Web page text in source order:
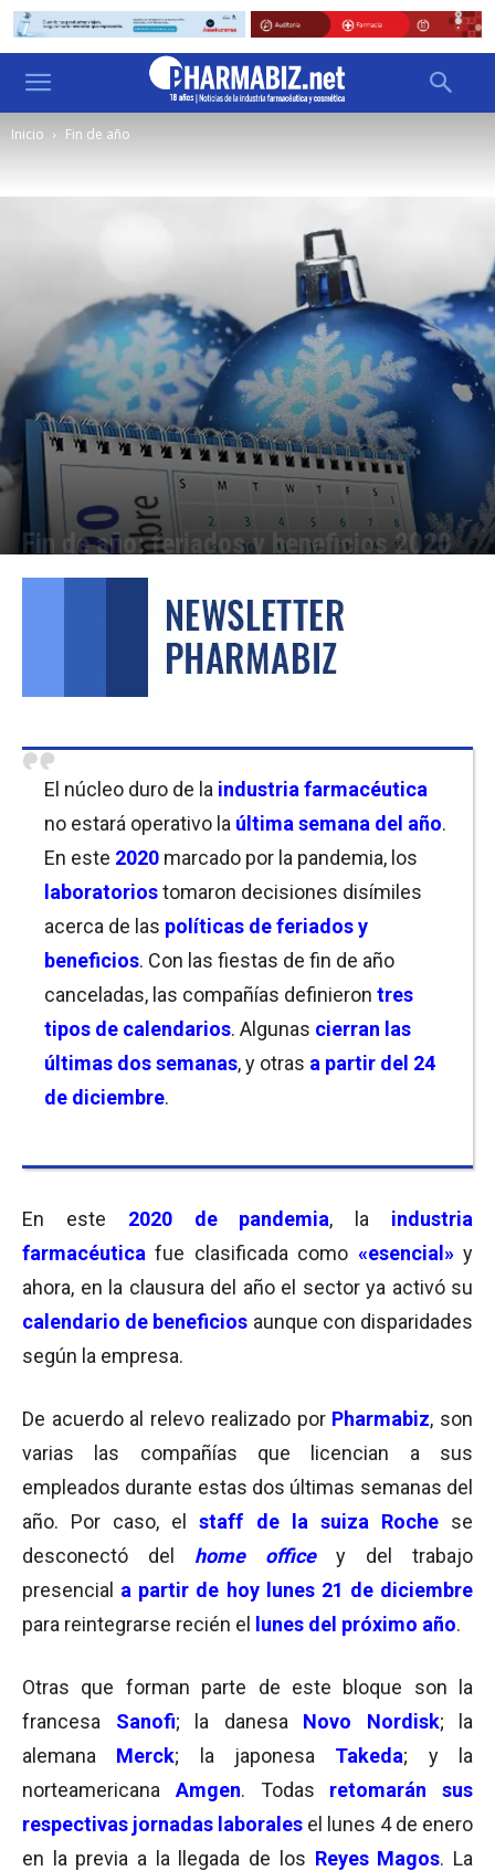
Inicio Fin de año
Fin de año: feriados y beneficios 2020
Por Florencia Costas
El núcleo duro de la industria farmacéutica
no estará operativo la última semana del año.
En este 2020 marcado por la pandemia, los
laboratoriostomaron decisiones disímiles
acerca de las políticas de feriados y
beneficios. Con las fiestas de fin de año
canceladas, las compañías definieron tres
tipos de calendarios. Algunas cierran las
últimas dos semanas, y otras a partir del 24
de diciembre.
En este 2020 de pandemia, la industria
farmacéutica fue clasificada como «esencial»y
ahora, en la clausura del año el sector ya activó su
calendario de beneficios aunque con disparidades
según la empresa.
De acuerdo al relevo realizado por Pharmabiz, son
varias las compañías que licencian a sus
empleados durante estas dos últimas semanas del
año. Por caso, elstaff de la suiza Rochese
desconectó del home office
y del trabajo
presencial a partir de hoy lunes 21 de diciembre
para reintegrarse recién el
lunes del próximo año.
Otras que forman parte de este bloque son la
francesa Sanofi; la danesa Novo Nordisk; la
alemana Merck; la japonesa Takeda; y la
norteamericana Amgen. Todas retomarán sus
respectivas jornadas laborales el lunes 4 de enero
en la previa a la llegada de los Reyes Magos. La